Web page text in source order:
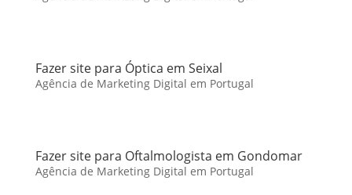
Fazer site para Óptica em Seixal
Agência de Marketing Digital em Portugal
Fazer site para Oftalmologista em Gondomar
Agência de Marketing Digital em Portugal